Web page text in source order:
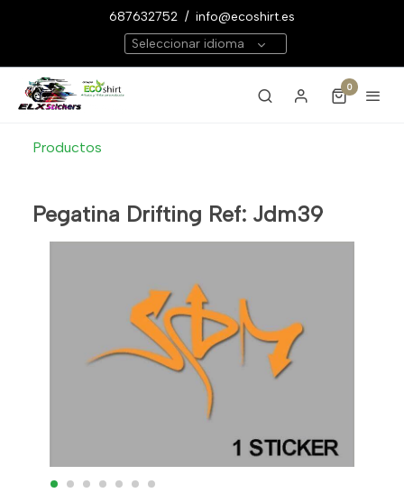
687632752 / info@ecoshirt.es
Seleccionar idioma
0
Productos
Pegatina Drifting Ref: Jdm39